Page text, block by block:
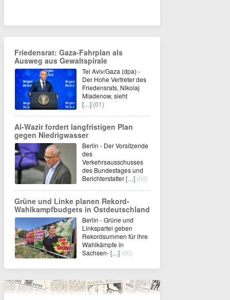
Friedensrat: Gaza-Fahrplan als
Ausweg aus Gewaltspirale
Tel Aviv/Gaza (dpa) -
Der Hohe Vertreter des
Friedensrats, Nikolaj
Mladenow, sieht
[…] (01)
Al-Wazir fordert langfristigen Plan
gegen Niedrigwasser
Berlin - Der Vorsitzende
des
Verkehrsausschusses
des Bundestages und
Berichterstatter[…] (00)
Grüne und Linke planen Rekord-
Wahlkampfbudgets in Ostdeutschland
Berlin - Grüne und
Linkspartei geben
Rekordsummen für ihre
Wahlkämpfe in
Sachsen-[…] (00)